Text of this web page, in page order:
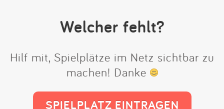
Welcher fehlt?
Hilf mit, Spielplätze im Netz sichtbar zu
machen! Danke
SPIELPLATZ EINTRAGEN